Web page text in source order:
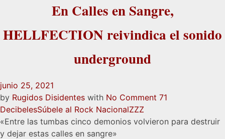
En Calles en Sangre,
HELLFECTION reivindica el sonido
underground
junio 25, 2021
by Rugidos Disidentes with No Comment 71
DecibelesSúbele al Rock NacionalZZZ
«Entre las tumbas cinco demonios volvieron para destruir
y dejar estas calles en sangre»